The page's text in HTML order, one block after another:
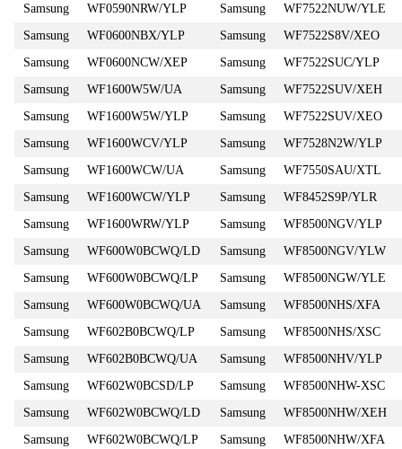
Samsung
WF0590NRW/YLP Samsung
WF7522NUW/YLE
Samsung
WF0600NBX/YLP Samsung
WF7522S8V/XEO
Samsung
WF0600NCW/XEP Samsung
WF7522SUC/YLP
Samsung
WF1600W5W/UA Samsung
WF7522SUV/XEH
Samsung
WF1600W5W/YLP Samsung
WF7522SUV/XEO
Samsung
WF1600WCV/YLP Samsung
WF7528N2W/YLP
Samsung
WF1600WCW/UA Samsung
WF7550SAU/XTL
Samsung
WF1600WCW/YLP Samsung
WF8452S9P/YLR
Samsung
WF1600WRW/YLP Samsung
WF8500NGV/YLP
Samsung
WF600W0BCWQ/LD Samsung
WF8500NGV/YLW
Samsung
WF600W0BCWQ/LP Samsung
WF8500NGW/YLE
Samsung
WF600W0BCWQ/UA Samsung
WF8500NHS/XFA
Samsung
WF602B0BCWQ/LP Samsung
WF8500NHS/XSC
Samsung
WF602B0BCWQ/UA Samsung
WF8500NHV/YLP
Samsung
WF602W0BCSD/LP Samsung
WF8500NHW-XSC
Samsung
WF602W0BCWQ/LD Samsung
WF8500NHW/XEH
Samsung
WF602W0BCWQ/LP Samsung
WF8500NHW/XFA